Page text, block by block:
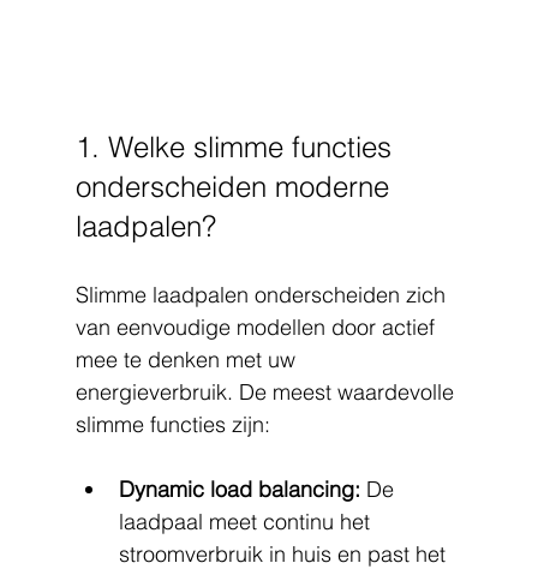
1. Welke slimme functies
onderscheiden moderne
laadpalen?
Slimme laadpalen onderscheiden zich
van eenvoudige modellen door actief
mee te denken met uw
energieverbruik. De meest waardevolle
slimme functies zijn:
Dynamic load balancing: De
laadpaal meet continu het
stroomverbruik in huis en past het